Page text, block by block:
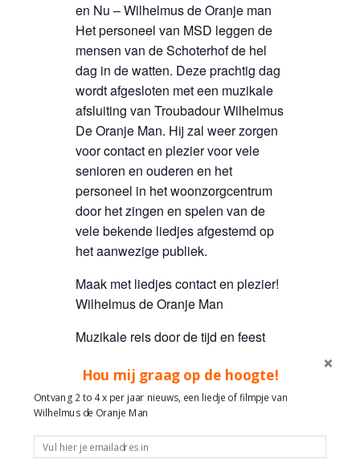
en Nu – Wilhelmus de Oranje man
Het personeel van MSD leggen de
mensen van de Schoterhof de hel
dag in de watten. Deze prachtig dag
wordt afgesloten met een muzikale
afsluiting van Troubadour Wilhelmus
De Oranje Man. Hij zal weer zorgen
voor contact en plezier voor vele
senioren en ouderen en het
personeel in het woonzorgcentrum
door het zingen en spelen van de
vele bekende liedjes afgestemd op
het aanwezige publiek.
Maak met liedjes contact en plezier!
Wilhelmus de Oranje Man
Muzikale reis door de tijd en feest
liedjes van Toen en nu!
Veel ervaring, plezier, ruimte en
geduld in de omgang met mensen
met dementie, alzheimer,
verstandelijk beperking,
Hou mij graag op de hoogte!
Ontvang 2 to 4 x per jaar nieuws, een liedje of filmpje van
Wilhelmus de Oranje Man